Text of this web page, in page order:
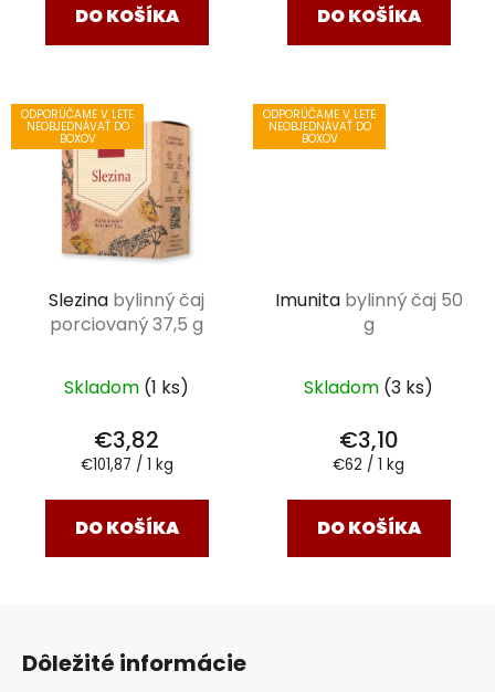
DO KOŠÍKA DO KOŠÍKA
ODPORÚČAME V LETE
NEOBJEDNÁVAŤ DO
BOXOV
Slezina bylinný čaj
porciovaný 37,5 g
Skladom (1 ks)
€3,82
Jednotková
€101,87 / 1 kg
DO KOŠÍKA
ODPORÚČAME V LETE
NEOBJEDNÁVAŤ DO
BOXOV
Imunita bylinný čaj 50
g
Skladom (3 ks)
€3,10
Jednotková
€62 / 1 kg
DO KOŠÍKA
Dôležité informácie